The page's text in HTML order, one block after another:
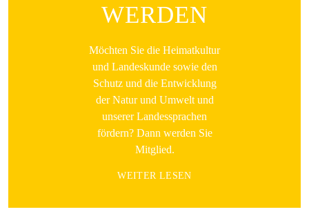
WERDEN
Möchten Sie die Heimatkultur
und Landeskunde sowie den
Schutz und die Entwicklung
der Natur und Umwelt und
unserer Landessprachen
fördern? Dann werden Sie
Mitglied.
WEITER LESEN